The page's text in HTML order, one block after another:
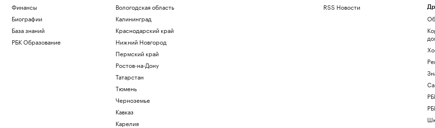
Финансы
Биографии
База знаний
РБК Образование
Вологодская область
Калининград
Краснодарский край
Нижний Новгород
Пермский край
Ростов-на-Дону
Татарстан
Тюмень
Черноземье
Кавказ
Карелия
RSS Новости